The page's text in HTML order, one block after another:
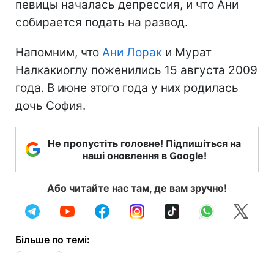
певицы началась депрессия, и что Ани
собирается подать на развод.
Напомним, что Ани Лорак и Мурат
Налкакиоглу поженились 15 августа 2009
года. В июне этого года у них родилась
дочь София.
Не пропустіть головне! Підпишіться на
наші оновлення в Google!
Або читайте нас там, де вам зручно!
Більше по темі: